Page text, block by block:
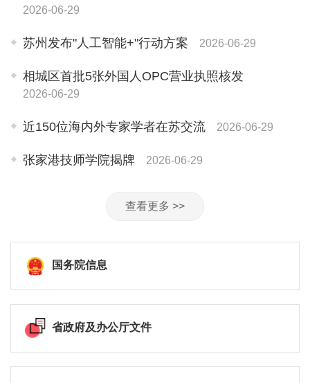
2026-06-29
苏州发布"人工智能+"行动方案 2026-06-29
相城区首批5张外国人OPC营业执照核发
2026-06-29
近150位海内外专家学者在苏交流 2026-06-29
张家港技师学院揭牌 2026-06-29
查看更多 >>
国务院信息
省政府及办公厅文件